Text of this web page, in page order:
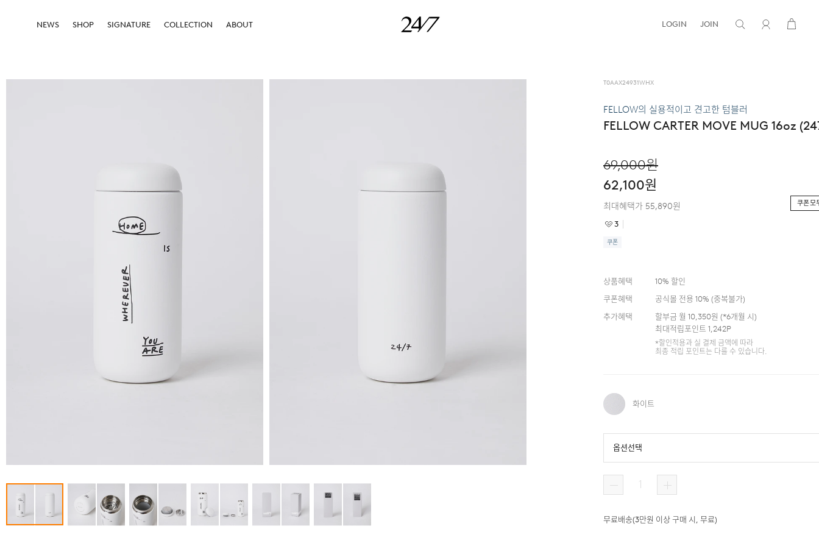
NEWS SHOP SIGNATURE COLLECTION ABOUT LOGIN JOIN
T0AAX24931WHX
FELLOW의 실용적이고 견고한 텀블러
FELLOW CARTER MOVE MUG 16oz
62,100원
69,000원
최대혜택가 55,890원 쿠폰 모
3
쿠폰
상품혜택 10% 할인
쿠폰혜택
공식몰 전용 10% (중복불가)
추가혜택
할부금 월 10,350원 (*6개월 시)
최대적립포인트 1,242P
*할인적용과 실 결제 금액에 따라
최종 적립 포인트는 다를 수 있습니다.
화이트
화이트
옵션선택
무료배송(3만원 이상 구매 시, 무료)